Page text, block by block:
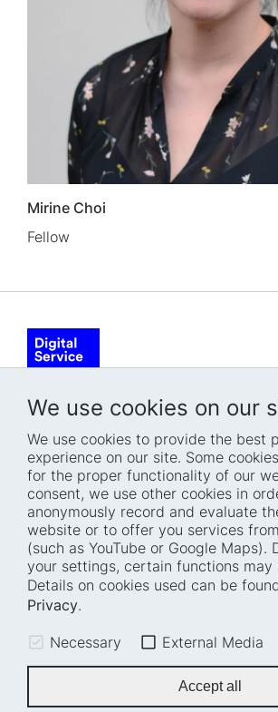
We use cookies on our
We use cookies to provide the best
experience on our site. Some
for the proper functionality of our
consent, we use other cookies in
anonymously record and evaluate
website or to offer you services
(such as YouTube or Google Maps).
your settings, certain functions may
Details on cookies used can be
Privacy.
Necessary External Media
Accept all
Mirine Choi
Fellow
Home
Who we are
How we work
Projects
Fellowships
Careers
Blog
Press
Events
Accessibility
Glossary
Location and barrier-
free access
Easy read
Sign language
Accessibility statement
Legal notice